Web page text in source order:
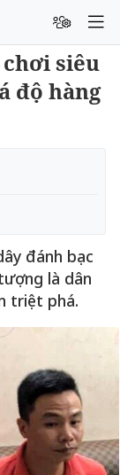
chơi siêu
độ hàng
đánh bạc
là dân
triệt phá.